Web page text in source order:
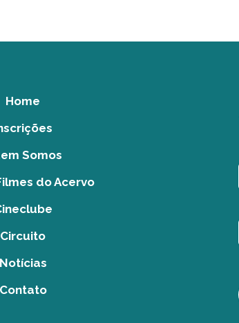
Home
Somos
do Acervo
Circuito
Notícias
Contato